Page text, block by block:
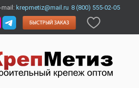
mail: krepmetiz@mail.ru 8 (800) 555-02-05